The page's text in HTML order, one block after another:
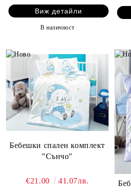
Виж детайли
В наличност
Бебешки спален комплект
"Сънчо"
€21.00 41.07лв.